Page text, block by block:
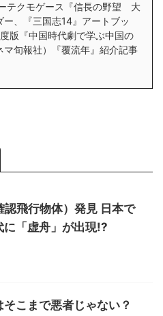
テクモゲース『信長の野望 大
ー、『三国志14』アートブッ
版『中国時代劇で学ぶ中国の
マ旬報社）『覆流年』紹介記事
認飛行物体）発見 日本で
に「虚舟」が出現!?
そこまで悪者じゃない？